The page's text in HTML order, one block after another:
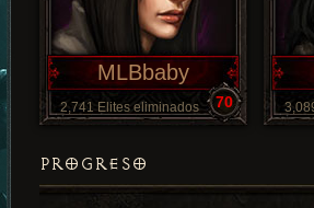
MLBbaby
2,741 Elites eliminados 70
PROGRESO